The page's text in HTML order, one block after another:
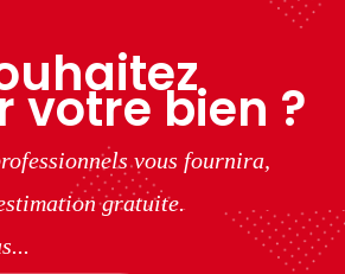
votre bien ?
vous fournira,
gratuite.